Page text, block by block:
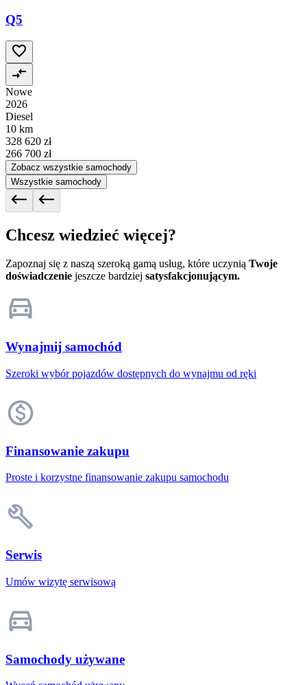
Q5
Nowe
2026
Diesel
10 km
328 620 zł
266 700 zł
Zobacz wszystkie samochody
Wszystkie samochody
Chcesz wiedzieć więcej?
Zapoznaj się z naszą szeroką gamą usług, które uczynią Twoje
doświadczenie jeszcze bardziej satysfakcjonującym.
Wynajmij samochód
Szeroki wybór pojazdów dostępnych do wynajmu od ręki
Finansowanie zakupu
Proste i korzystne finansowanie zakupu samochodu
Serwis
Umów wizytę serwisową
Samochody używane